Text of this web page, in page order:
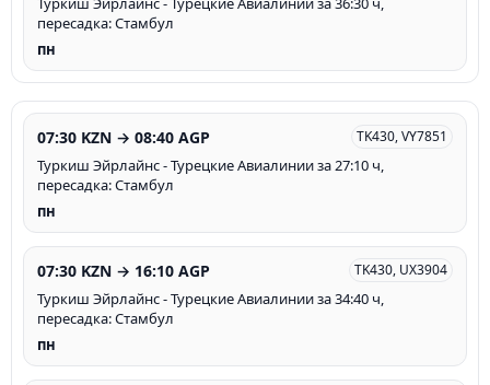
пересадка: Стамбул
пн
07:30 KZN → 08:40 AGP TK430, VY7851
Туркиш Эйрлайнс - Турецкие Авиалинии за 27:10 ч,
пересадка: Стамбул
пн
07:30 KZN → 16:10 AGP TK430, UX3904
Туркиш Эйрлайнс - Турецкие Авиалинии за 34:40 ч,
пересадка: Стамбул
пн